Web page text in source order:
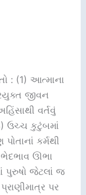
: (1) આત્માના
જીવન
વર્તવું
ઉચ્ચ કુટુંબમાં
કર્મથી
ઊભા
પુરુષો જેટલાં જ
પર